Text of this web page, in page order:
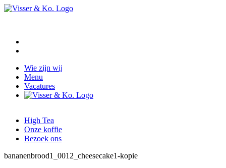
Wie zijn wij
Menu
Vacatures
High Tea
Onze koffie
Bezoek ons
bananenbrood1_0012_cheesecake1-kopie